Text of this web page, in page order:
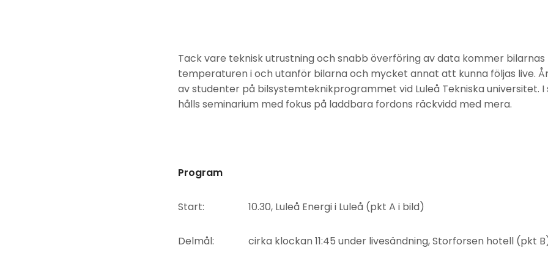
Tack vare teknisk utrustning och snabb överföring av data kommer bilarnas
temperaturen i och utanför bilarna och mycket annat att kunna följas live.
av studenter på bilsystemteknikprogrammet vid Luleå Tekniska universitet.
hålls seminarium med fokus på laddbara fordons räckvidd med mera.
Program
Start: 10.30, Luleå Energi i Luleå (pkt A i bild)
Delmål: cirka klockan 11:45 under livesändning, Storforsen hotell (pkt